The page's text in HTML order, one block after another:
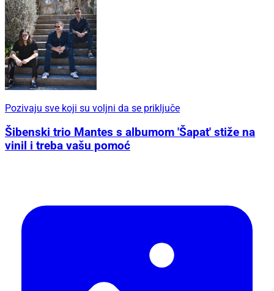
Pozivaju sve koji su voljni da se priključe
Šibenski trio Mantes s albumom 'Šapat' stiže na
vinil i treba vašu pomoć